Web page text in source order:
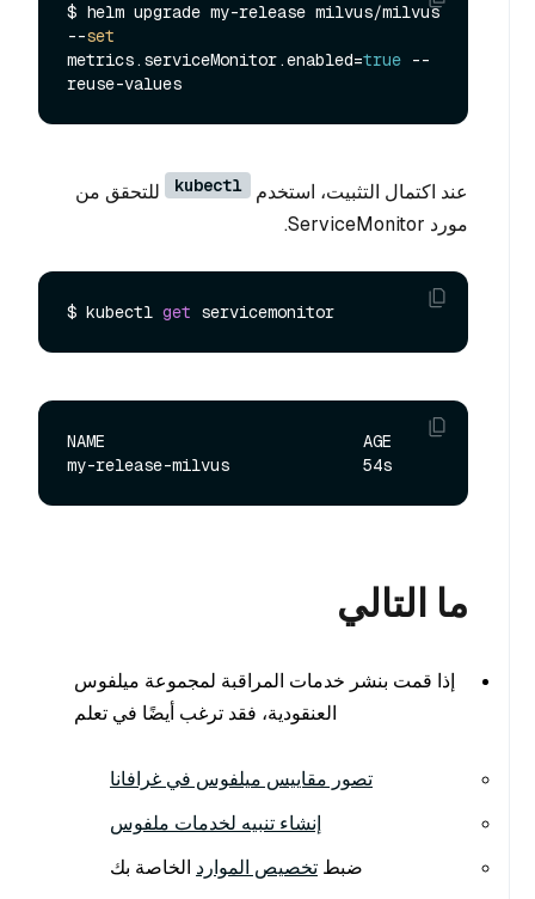
$ helm upgrade my-release milvus/milvus
--set
metrics.serviceMonitor.enabled=true --
عند اكتمال التثبيت، استخدم kubectl
للتحقق من
مورد ServiceMonitor.
$ kubectl get
NAME                           AGE
ما التالي
إذا قمت بنشر خدمات المراقبة لمجموعة ميلفوس
العنقودية، فقد ترغب أيضًا في تعلم
تصور مقاييس ميلفوس في غرافانا
إنشاء تنبيه لخدمات ملفوس
ضبط تخصيص الموارد الخاصة بك